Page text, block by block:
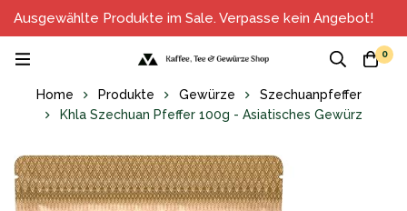
Ausgewählte Produkte im Sale. Verpasse kein Angebot!
0
Home Produkte Gewürze
Szechuanpfeffer
Khla Szechuan Pfeffer 100g - Asiatisches Gewürz